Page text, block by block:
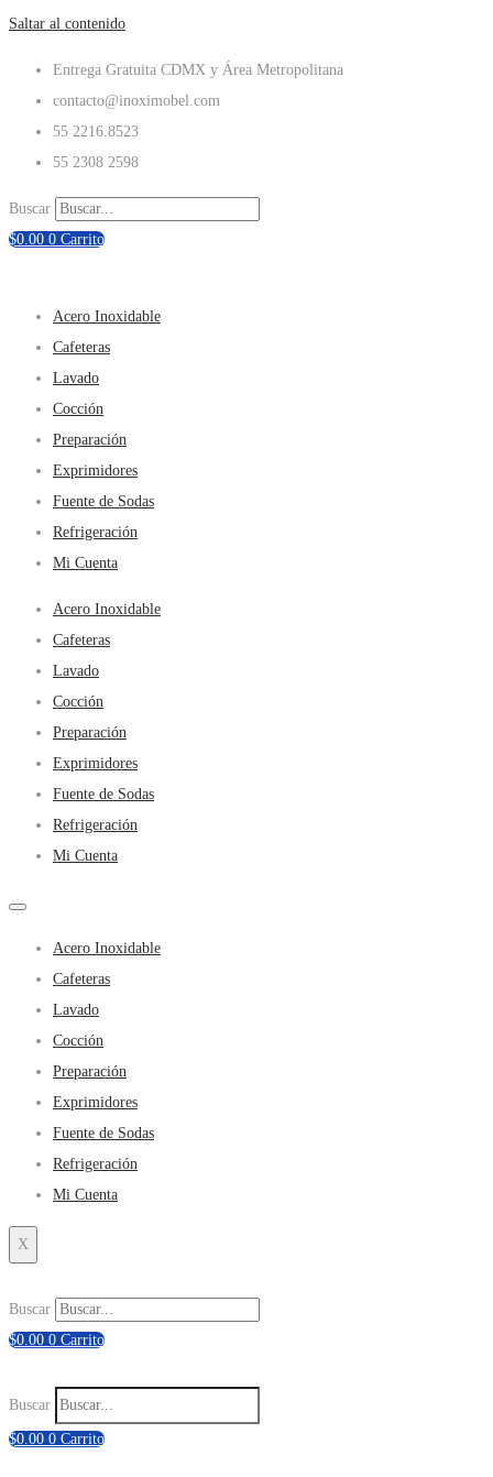
Saltar al contenido
Entrega Gratuita CDMX y Área Metropolitana
contacto@inoximobel.com
55 2216.8523
55 2308 2598
Buscar
$0.00 0 Carrito
Acero Inoxidable
Cafeteras
Lavado
Cocción
Preparación
Exprimidores
Fuente de Sodas
Refrigeración
Mi Cuenta
Acero Inoxidable
Cafeteras
Lavado
Cocción
Preparación
Exprimidores
Fuente de Sodas
Refrigeración
Mi Cuenta
Acero Inoxidable
Cafeteras
Lavado
Cocción
Preparación
Exprimidores
Fuente de Sodas
Refrigeración
Mi Cuenta
X
Buscar
$0.00 0 Carrito
Buscar
$0.00 0 Carrito